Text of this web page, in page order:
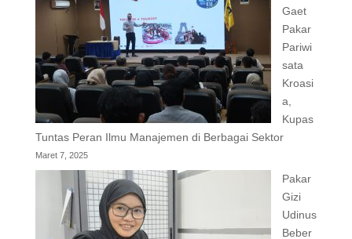
Gaet
Pakar
Pariwi
sata
Kroasi
a,
Kupas
Tuntas Peran Ilmu Manajemen di Berbagai Sektor
Maret 7, 2025
Pakar
Gizi
Udinus
Beber